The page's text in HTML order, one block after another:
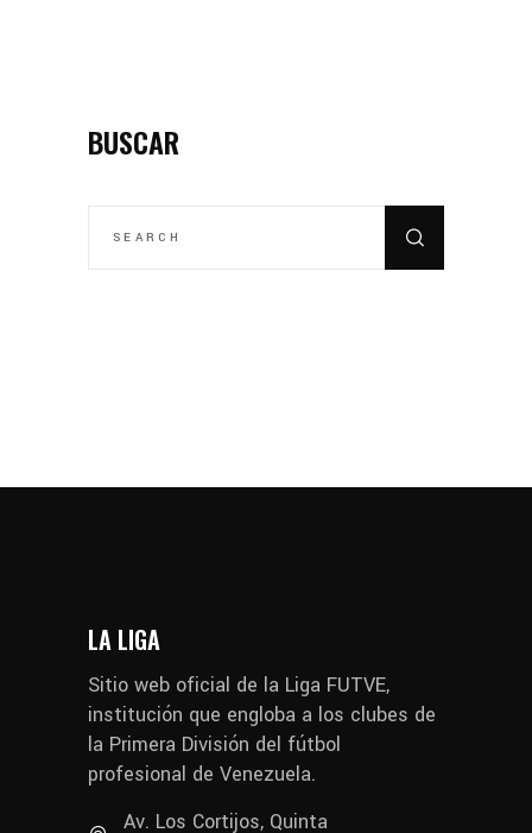
BUSCAR
LA LIGA
Sitio web oficial de la Liga FUTVE,
institución que engloba a los clubes de
la Primera División del fútbol
profesional de Venezuela.
Av. Los Cortijos, Quinta